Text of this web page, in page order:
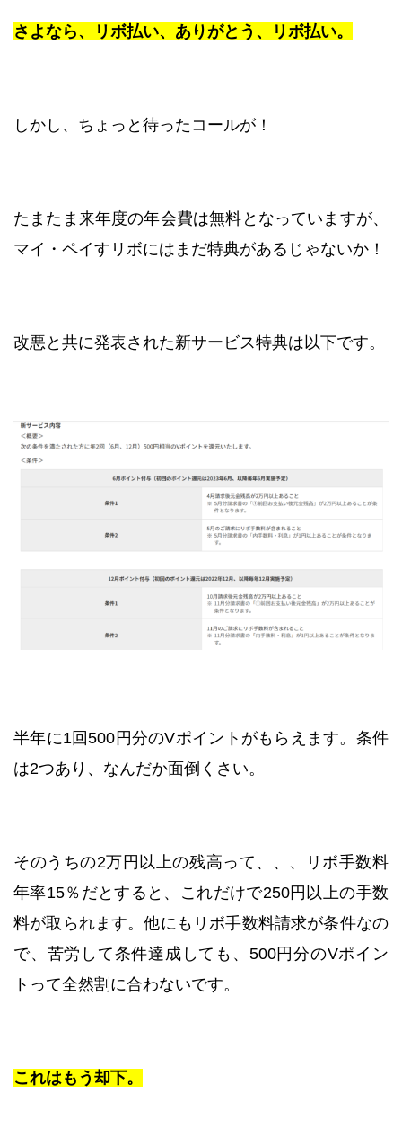
さよなら、リボ払い、ありがとう、リボ払い。
しかし、ちょっと待ったコールが！
たまたま来年度の年会費は無料となっていますが、
マイ・ペイすリボにはまだ特典があるじゃないか！
改悪と共に発表された新サービス特典は以下です。
半年に1回500円分のVポイントがもらえます。条件
は2つあり、なんだか面倒くさい。
そのうちの2万円以上の残高って、、、リボ手数料
年率15％だとすると、これだけで250円以上の手数
料が取られます。他にもリボ手数料請求が条件なの
で、苦労して条件達成しても、500円分のVポイン
トって全然割に合わないです。
これはもう却下。